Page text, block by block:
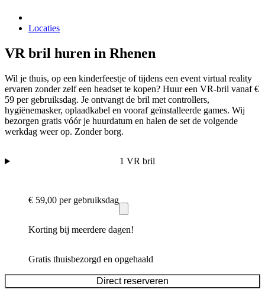
Locaties
VR bril huren in Rhenen
Wil je thuis, op een kinderfeestje of tijdens een event virtual reality
ervaren zonder zelf een headset te kopen? Huur een VR-bril vanaf €
59 per gebruiksdag. Je ontvangt de bril met controllers,
hygiënemasker, oplaadkabel en vooraf geïnstalleerde games. Wij
bezorgen gratis vóór je huurdatum en halen de set de volgende
werkdag weer op. Zonder borg.
1 VR bril
€ 59,00 per gebruiksdag
Korting bij meerdere dagen!
Gratis thuisbezorgd en opgehaald
Direct reserveren